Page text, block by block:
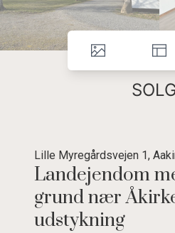
Lille Myregårdsvejen 1,
Landejendom
grund nær
udstykning